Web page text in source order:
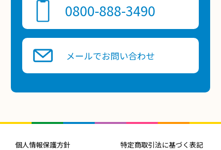
0800-888-3490
メールでお問い合わせ
個人情報保護方針 特定商取引法に基づく表記